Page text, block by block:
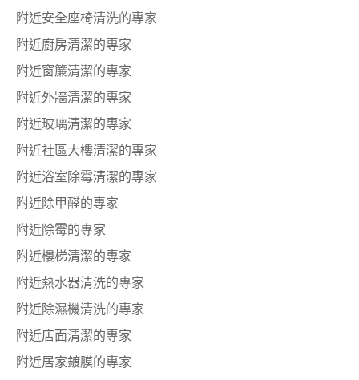
附近安全座椅清洗的專家
附近廚房清潔的專家
附近窗簾清潔的專家
附近外牆清潔的專家
附近玻璃清潔的專家
附近社區大樓清潔的專家
附近浴室除霉清潔的專家
附近除甲醛的專家
附近除霉的專家
附近樓梯清潔的專家
附近熱水器清洗的專家
附近除濕機清洗的專家
附近店面清潔的專家
附近居家鍍膜的專家